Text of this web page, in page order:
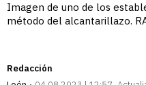
Imagen de uno de los
método del alcantarillazo.
Redacción